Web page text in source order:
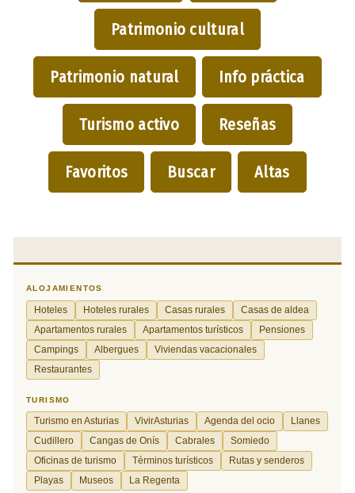
Patrimonio cultural
Patrimonio natural Info práctica
Turismo activo Reseñas
Favoritos Buscar Altas